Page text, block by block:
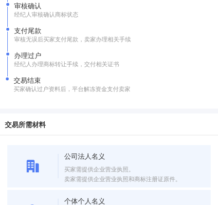
审核确认
经纪人审核确认商标状态
支付尾款
审核无误后买家支付尾款，卖家办理相关手续
办理过户
经纪人办理商标转让手续，交付相关证书
交易结束
买家确认过户资料后，平台解冻资金支付卖家
交易所需材料
公司法人名义
买家需提供企业营业执照。
卖家需提供企业营业执照和商标注册证原件。
个体个人名义